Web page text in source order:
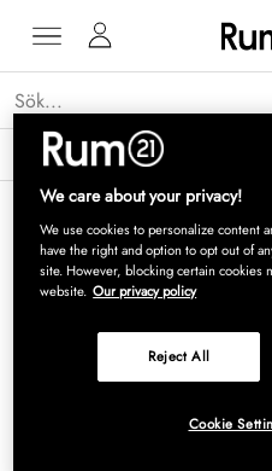
Få 15 % rabatt på Grythyttan
We care about your privacy!
We use cookies to personalize content
have the right and option to opt out of
site. However, blocking certain cookies
website. Our privacy policy
Reject All
Cookie